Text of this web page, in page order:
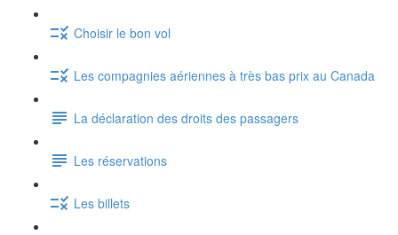
Choisir le bon vol
Les compagnies aériennes à très bas prix au Canada
La déclaration des droits des passagers
Les réservations
Les billets